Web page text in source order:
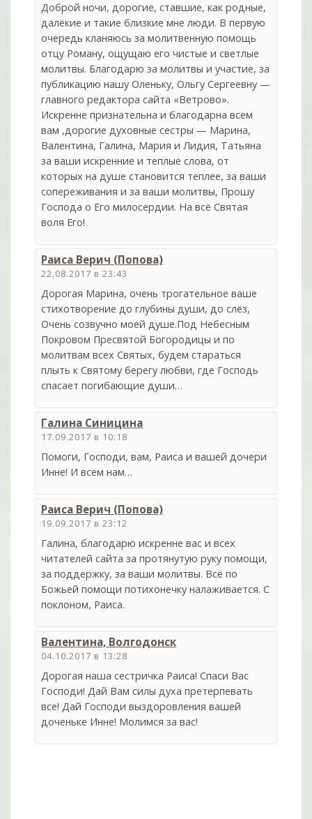
Доброй ночи, дорогие, ставшие, как родные,
далёкие и такие близкие мне люди. В первую
очередь кланяюсь за молитвенную помощь
отцу Роману, ощущаю его чистые и светлые
молитвы. Благодарю за молитвы и участие, за
публикацию нашу Оленьку, Ольгу Сергеевну —
главного редактора сайта «Ветрово».
Искренне признательна и благодарна всем
вам ,дорогие духовные сестры — Марина,
Валентина, Галина, Мария и Лидия, Татьяна
за ваши искренние и теплые слова, от
которых на душе становится теплее, за ваши
сопереживания и за ваши молитвы, Прошу
Господа о Его милосердии. На всё Святая
воля Его!
Раиса Верич (Попова)
22.08.2017 в 23:43
Дорогая Марина, очень трогательное ваше
стихотворение до глубины души, до слёз,
Очень созвучно моей душе.Под Небесным
Покровом Пресвятой Богородицы и по
молитвам всех Святых, будем стараться
плыть к Святому берегу любви, где Господь
спасает погибающие души…
Галина Синицина
17.09.2017 в 10:18
Помоги, Господи, вам, Раиса и вашей дочери
Инне! И всем нам…
Раиса Верич (Попова)
19.09.2017 в 23:12
Галина, благодарю искренне вас и всех
читателей сайта за протянутую руку помощи,
за поддержку, за ваши молитвы. Всё по
Божьей помощи потихонечку налаживается. С
поклоном, Раиса.
Валентина, Волгодонск
04.10.2017 в 13:28
Дорогая наша сестричка Раиса! Спаси Вас
Господи! Дай Вам силы духа претерпевать
все! Дай Господи выздоровления вашей
доченьке Инне! Молимся за вас!